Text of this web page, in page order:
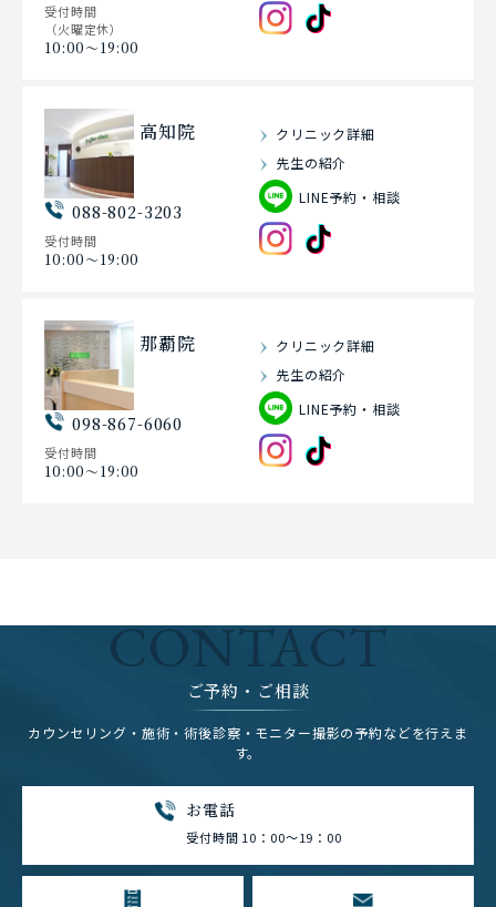
受付時間
（火曜定休）
10:00〜19:00
高知院
088-802-3203
受付時間
10:00〜19:00
クリニック詳細
先生の紹介
LINE予約・相談
那覇院
098-867-6060
受付時間
10:00〜19:00
クリニック詳細
先生の紹介
LINE予約・相談
CONTACT
ご予約・ご相談
カウンセリング・施術・術後診察・モニター撮影の予約などを行えま
す。
お電話
受付時間 10：00～19：00